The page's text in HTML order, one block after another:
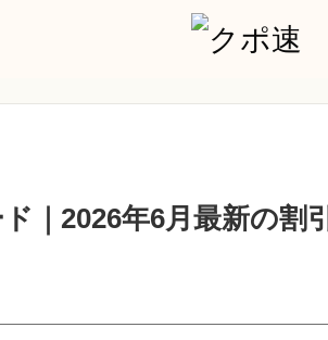
｜2026年6月最新の割